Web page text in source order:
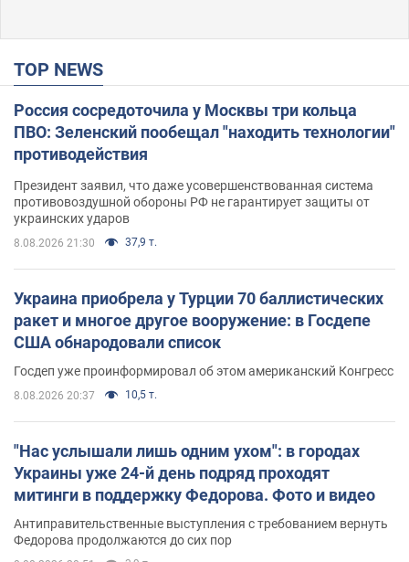
TOP NEWS
Россия сосредоточила у Москвы три кольца
ПВО: Зеленский пообещал "находить технологии"
противодействия
Президент заявил, что даже усовершенствованная система
противовоздушной обороны РФ не гарантирует защиты от
украинских ударов
8.08.2026 21:30 37,9 т.
Украина приобрела у Турции 70 баллистических
ракет и многое другое вооружение: в Госдепе
США обнародовали список
Госдеп уже проинформировал об этом американский Конгресс
8.08.2026 20:37 10,5 т.
"Нас услышали лишь одним ухом": в городах
Украины уже 24-й день подряд проходят
митинги в поддержку Федорова. Фото и видео
Антиправительственные выступления с требованием вернуть
Федорова продолжаются до сих пор